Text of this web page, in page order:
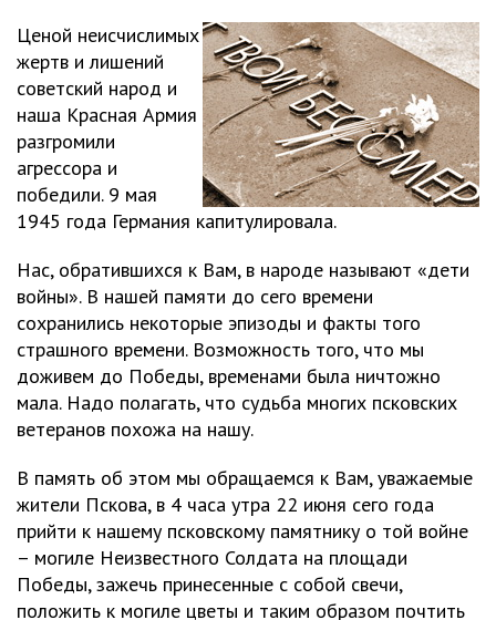
Ценой неисчислимых
жертв и лишений
советский народ и
наша Красная Армия
разгромили
агрессора и
победили. 9 мая
1945 года Германия капитулировала.
Нас, обратившихся к Вам, в народе называют «дети
войны». В нашей памяти до сего времени
сохранились некоторые эпизоды и факты того
страшного времени. Возможность того, что мы
доживем до Победы, временами была ничтожно
мала. Надо полагать, что судьба многих псковских
ветеранов похожа на нашу.
В память об этом мы обращаемся к Вам, уважаемые
жители Пскова, в 4 часа утра 22 июня сего года
прийти к нашему псковскому памятнику о той войне
– могиле Неизвестного Солдата на площади
Победы, зажечь принесенные с собой свечи,
положить к могиле цветы и таким образом почтить